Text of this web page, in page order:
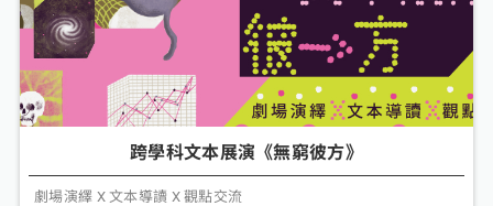
跨學科文本展演《無窮彼方》
劇場演繹 X 文本導讀 X 觀點交流